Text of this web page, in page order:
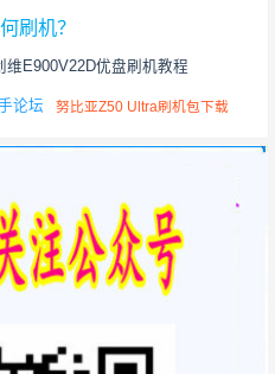
刷机？
维E900V22D优盘刷机教程
论坛 努比亚Z50 Ultra刷机包下载